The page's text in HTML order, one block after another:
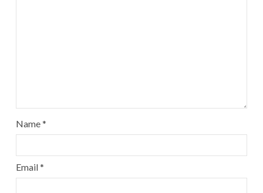
Name*
Email*